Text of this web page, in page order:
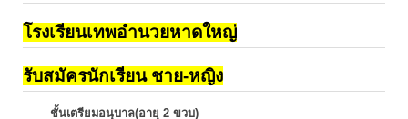
โรงเรียนเทพอำนวยหาดใหญ่
รับสมัครนักเรียน ชาย-หญิง
ชั้นเตรียมอนุบาล(อายุ 2 ขวบ)